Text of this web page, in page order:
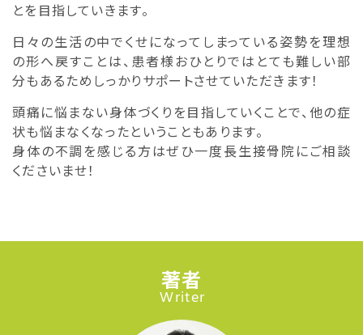
とを目指していきます。
日々の生活の中でくせになってしまっている姿勢を理想
の形へ戻すことは、患者様おひとりではとても難しい部
分もあるためしっかりサポートさせていただきます！
頭痛に悩まない身体づくりを目指していくことで、他の症
状も悩まなくなったということもあります。
身体の不調を感じる方はぜひ一度長生接骨院にご相談
くださいませ！
著者
Writer